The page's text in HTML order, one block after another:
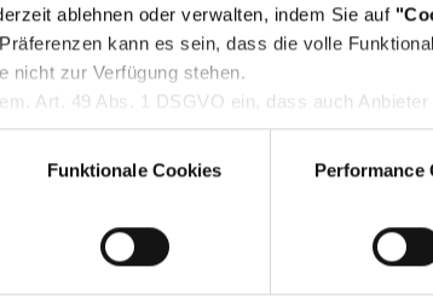
ablehnen oder verwalten, indem Sie auf
kann es sein, dass die volle
nicht zur Verfügung stehen.
Art. 49 Abs. 1 DSGVO ein, dass auch
die übermittelten Daten durch lokale Behörden
Sie im Cookie-Hinweis
Funktionale Cookies Performance